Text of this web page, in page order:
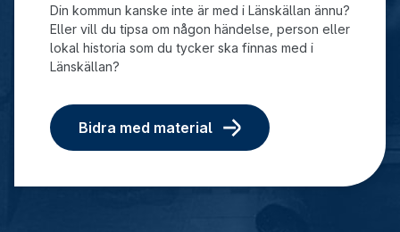
Din kommun kanske inte är med i Länskällan ännu?
Eller vill du tipsa om någon händelse, person eller
lokal historia som du tycker ska finnas med i
Länskällan?
Bidra med material